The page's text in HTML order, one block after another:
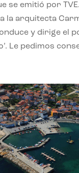
se emitió por
la arquitecta
y dirige el
Le pedimos